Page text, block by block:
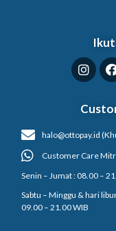
halo@ottopay.id
Customer Care
Senin – Jumat : 08.00 –
Sabtu – Minggu & hari
09.00 – 21.00 WIB